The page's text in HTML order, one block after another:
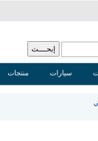
سيارات منتجات